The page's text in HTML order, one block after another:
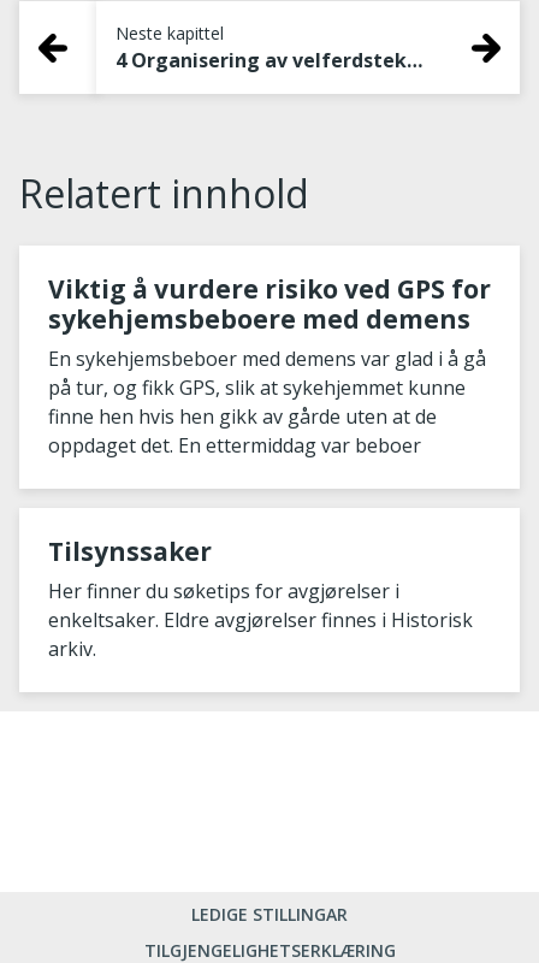
Neste kapittel
4 Organisering av velferdsteknologiske tjenester i den aktuelle kommunen
Relatert innhold
Viktig å vurdere risiko ved GPS for
sykehjemsbeboere med demens
En sykehjemsbeboer med demens var glad i å gå
på tur, og fikk GPS, slik at sykehjemmet kunne
finne hen hvis hen gikk av gårde uten at de
oppdaget det. En ettermiddag var beboer
Tilsynssaker
Her finner du søketips for avgjørelser i
enkeltsaker. Eldre avgjørelser finnes i Historisk
arkiv.
LEDIGE STILLINGAR
TILGJENGELIGHETSERKLÆRING